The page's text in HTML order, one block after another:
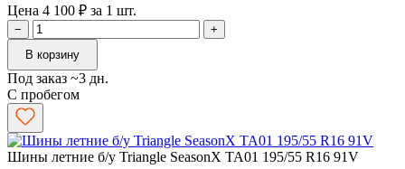
Цена 4 100 ₽ за 1 шт.
−
+
В корзину
Под заказ ~3 дн.
С пробегом
Шины летние б/у Triangle SeasonX TA01 195/55 R16 91V